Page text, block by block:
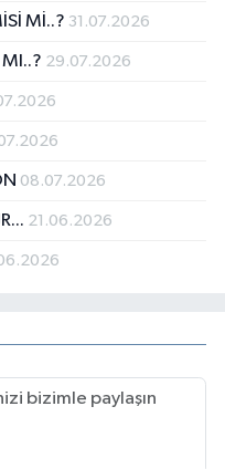
Mİ..? 31.07.2026
MI..? 29.07.2026
08.07.2026
21.06.2026